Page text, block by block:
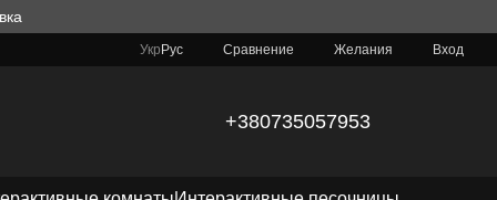
Укр Рус Сравнение Желания Вход
+380735057953